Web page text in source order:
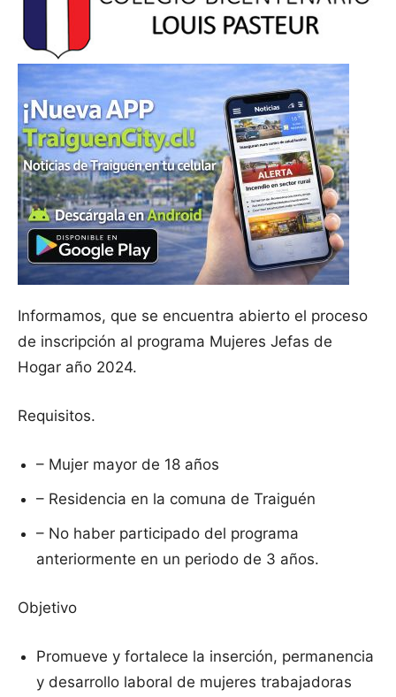
Informamos, que se encuentra abierto el proceso
de inscripción al programa Mujeres Jefas de
Hogar año 2024.
Requisitos.
– Mujer mayor de 18 años
– Residencia en la comuna de Traiguén
– No haber participado del programa
anteriormente en un periodo de 3 años.
Objetivo
Promueve y fortalece la inserción, permanencia
y desarrollo laboral de mujeres trabajadoras